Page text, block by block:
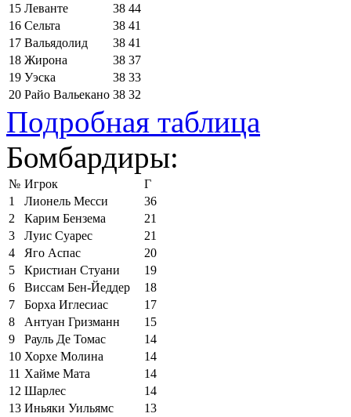
15 Леванте 38 44
16 Сельта 38 41
17 Вальядолид 38 41
18 Жирона 38 37
19 Уэска 38 33
20 Райо Вальекано 38 32
Подробная таблица
Бомбардиры:
№ Игрок
Г
1
Лионель Месси
36
2
Карим Бензема
21
3
Луис Суарес
21
4
Яго Аспас
20
5
Кристиан Стуани
19
6
Виссам Бен-Йеддер
18
7
Борха Иглесиас
17
8
Антуан Гризманн
15
9
Рауль Де Томас
14
10 Хорхе Молина
14
11 Хайме Мата
14
12 Шарлес
14
13 Иньяки Уильямс
13